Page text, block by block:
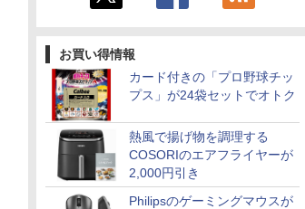
お買い得情報
カード付きの「プロ野球チッ
プス」が24袋セットでオトク
熱風で揚げ物を調理する
COSORIのエアフライヤーが
2,000円引き
Philipsのゲーミングマウスが